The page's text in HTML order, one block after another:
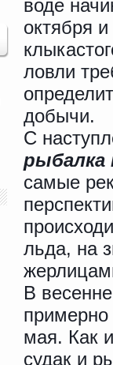
воде
октября
ловли
добычи.
С
рыбалка
самые
льда, на
В
примерно
мая. Как
судак и